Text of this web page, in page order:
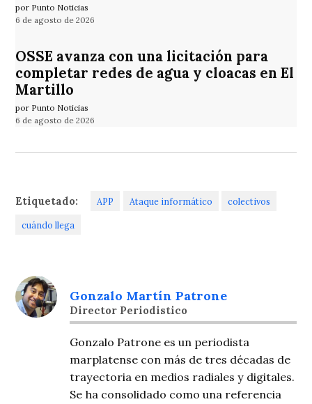
por Punto Noticias
6 de agosto de 2026
OSSE avanza con una licitación para
completar redes de agua y cloacas en El
Martillo
por Punto Noticias
6 de agosto de 2026
Etiquetado: APP Ataque informático colectivos
cuándo llega
Gonzalo Martín Patrone
Director Periodistico
Gonzalo Patrone es un periodista
marplatense con más de tres décadas de
trayectoria en medios radiales y digitales.
Se ha consolidado como una referencia